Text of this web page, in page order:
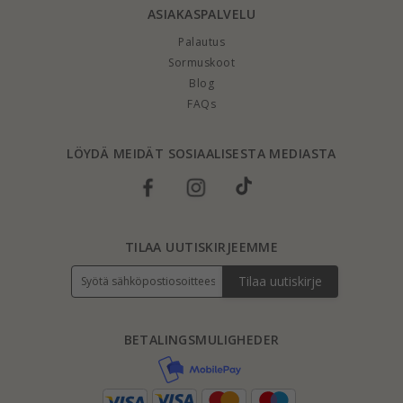
ASIAKASPALVELU
Palautus
Sormuskoot
Blog
FAQs
LÖYDÄ MEIDÄT SOSIAALISESTA MEDIASTA
BETALINGSMULIGHEDER
TILAA UUTISKIRJEEMME
Tilaa uutiskirje